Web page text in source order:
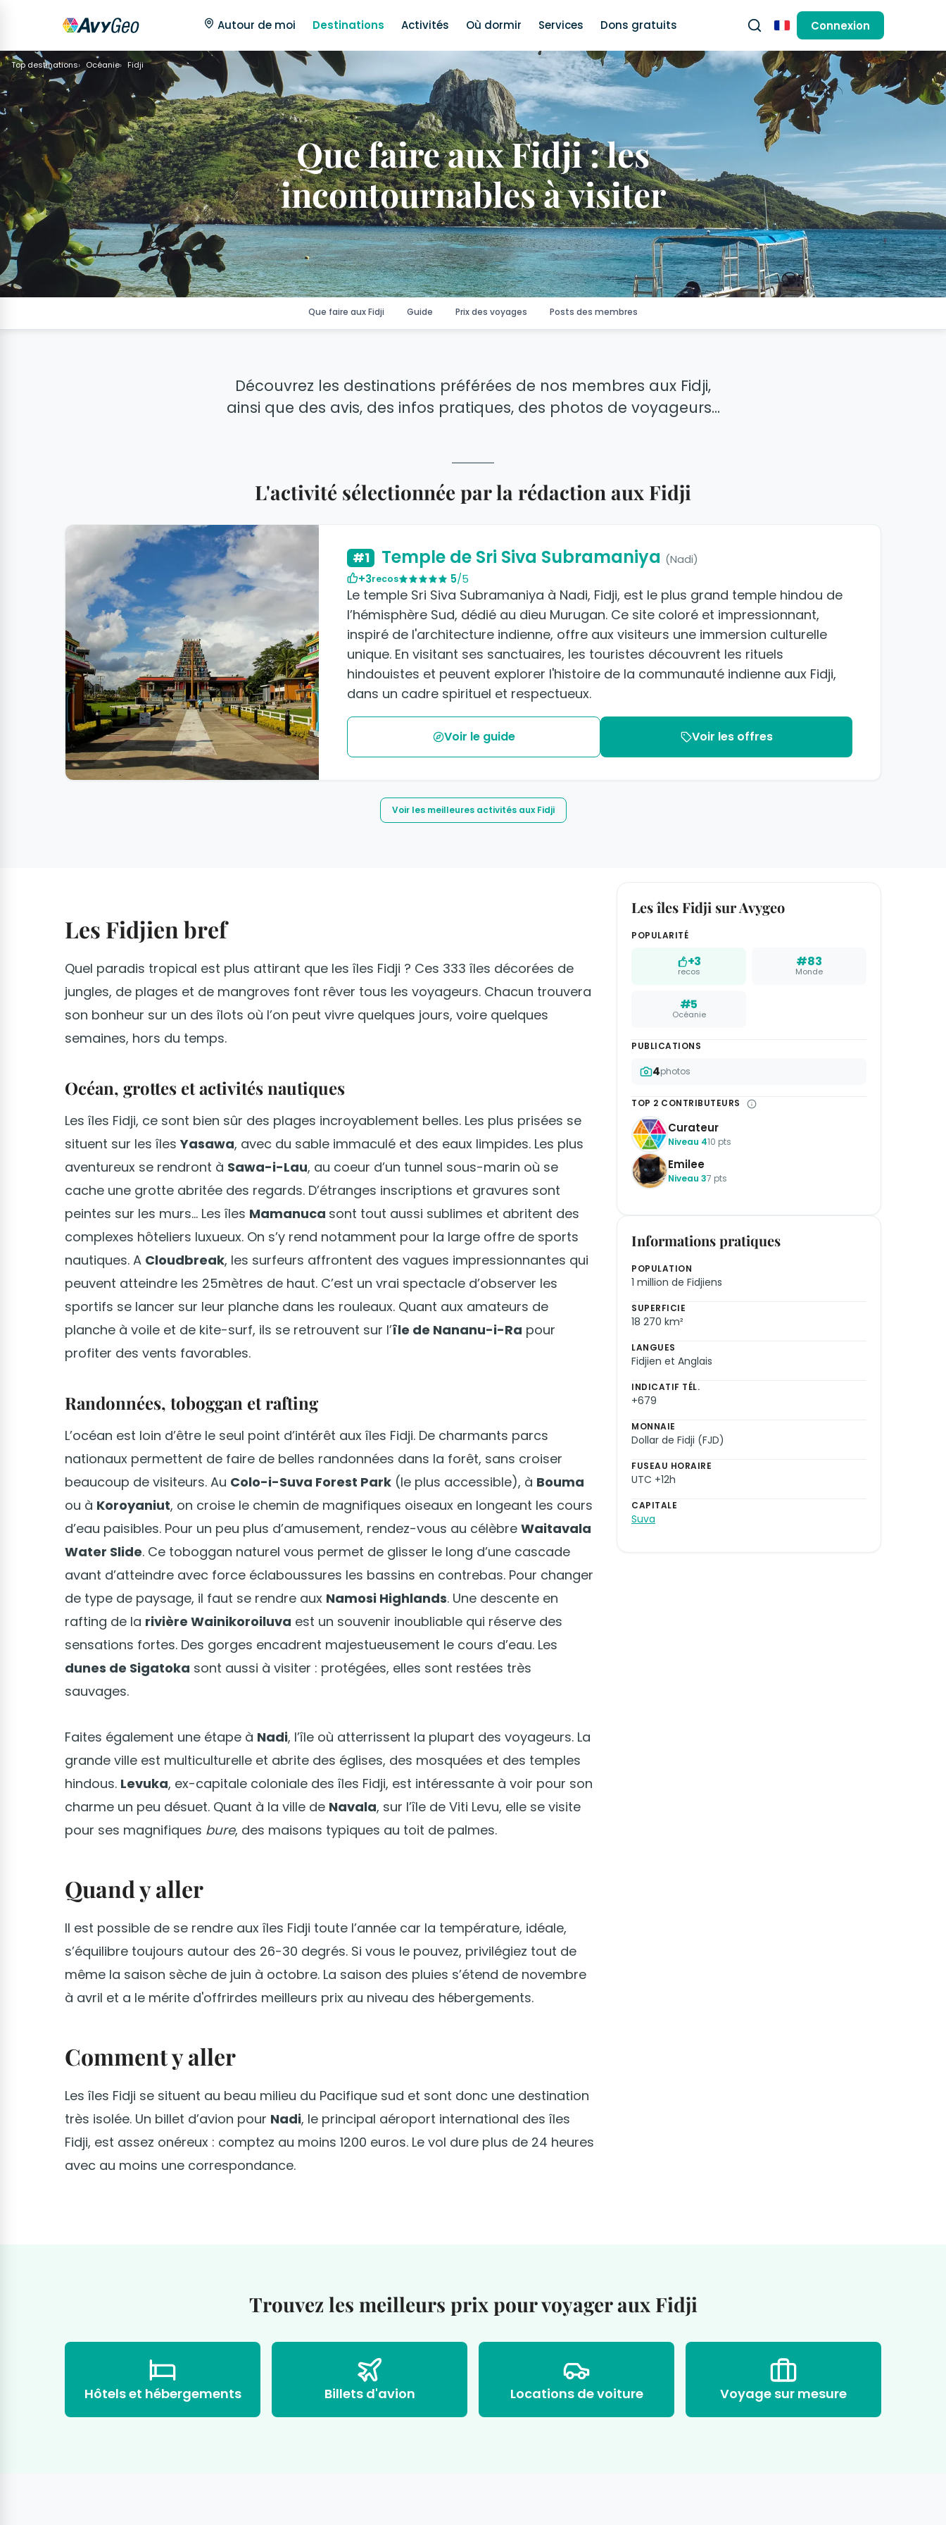
Autour de moi Destinations Activités Où dormir Services Dons gratuits FrançaisConnexion
Top destinations Océanie Fidji
Que faire aux Fidji : les
incontournables à visiter
Que faire aux Fidji Guide Prix des voyages Posts des membres
Découvrez les destinations préférées de nos membres aux Fidji,
ainsi que des avis, des infos pratiques, des photos de voyageurs...
L'activité sélectionnée par la rédaction aux Fidji
#1 Temple de Sri Siva Subramaniya (Nadi)
+3recos 5/5
Le temple Sri Siva Subramaniya à Nadi, Fidji, est le plus grand temple hindou de
l’hémisphère Sud, dédié au dieu Murugan. Ce site coloré et impressionnant,
inspiré de l'architecture indienne, offre aux visiteurs une immersion culturelle
unique. En visitant ses sanctuaires, les touristes découvrent les rituels
hindouistes et peuvent explorer l'histoire de la communauté indienne aux Fidji,
dans un cadre spirituel et respectueux.
Voir le guide Voir les offres
Voir les meilleures activités aux Fidji
Les Fidjien bref
Quel paradis tropical est plus attirant que les îles Fidji ? Ces 333 îles décorées de
jungles, de plages et de mangroves font rêver tous les voyageurs. Chacun trouvera
son bonheur sur un des îlots où l’on peut vivre quelques jours, voire quelques
semaines, hors du temps.
Océan, grottes et activités nautiques
Les îles Fidji, ce sont bien sûr des plages incroyablement belles. Les plus prisées se
situent sur les îlesYasawa, avec du sable immaculé et des eaux limpides. Les plus
aventureux se rendront à Sawa-i-Lau, au coeur d’un tunnel sous-marin où se
cache une grotte abritée des regards. D’étranges inscriptions et gravures sont
peintes sur les murs... Les îles Mamanuca sont tout aussi sublimes et abritent des
complexes hôteliers luxueux. On s’y rend notamment pour la large offre de sports
nautiques. A Cloudbreak, les surfeurs affrontent des vagues impressionnantes qui
peuvent atteindre les 25mètres de haut. C’est un vrai spectacle d’observer les
sportifs se lancer sur leur planche dans les rouleaux. Quant aux amateurs de
planche à voile et de kite-surf, ils se retrouvent sur l’île de Nananu-i-Ra pour
profiter des vents favorables.
Randonnées, toboggan et rafting
L’océan est loin d’être le seul point d’intérêt aux îles Fidji. De charmants parcs
nationaux permettent de faire de belles randonnées dans la forêt, sans croiser
beaucoup de visiteurs. Au Colo-i-Suva Forest Park (le plus accessible), à Bouma
ou à Koroyaniut, on croise le chemin de magnifiques oiseaux en longeant les cours
d’eau paisibles. Pour un peu plus d’amusement, rendez-vous au célèbre Waitavala
Water Slide. Ce toboggan naturel vous permet de glisser le long d’une cascade
avant d’atteindre avec force éclaboussures les bassins en contrebas. Pour changer
de type de paysage, il faut se rendre aux Namosi Highlands. Une descente en
rafting de la rivière Wainikoroiluva est un souvenir inoubliable qui réserve des
sensations fortes. Des gorges encadrent majestueusement le cours d’eau. Les
dunes de Sigatoka sont aussi à visiter : protégées, elles sont restées très
sauvages.
Faites également une étape à Nadi, l’île où atterrissent la plupart des voyageurs. La
grande ville est multiculturelle et abrite des églises, des mosquées et des temples
hindous. Levuka, ex-capitale coloniale des îles Fidji, est intéressante à voir pour son
charme un peu désuet. Quant à la ville de Navala, sur l’île de Viti Levu, elle se visite
pour ses magnifiques bure, des maisons typiques au toit de palmes.
Quand y aller
Il est possible de se rendre aux îles Fidji toute l’année car la température, idéale,
s’équilibre toujours autour des 26-30 degrés. Si vous le pouvez, privilégiez tout de
même la saison sèche de juin à octobre. La saison des pluies s’étend de novembre
à avril et a le mérite d'offrirdes meilleurs prix au niveau des hébergements.
Comment y aller
Les îles Fidji se situent au beau milieu du Pacifique sud et sont donc une destination
très isolée. Un billet d’avion pour Nadi, le principal aéroport international des îles
Fidji, est assez onéreux : comptez au moins 1200 euros. Le vol dure plus de 24 heures
avec au moins une correspondance.
Les îles Fidji sur Avygeo
POPULARITÉ
+3
recos
#83
Monde
#5
Océanie
PUBLICATIONS
4photos
TOP 2 CONTRIBUTEURS
Curateur
Niveau 410 pts
Emilee
Niveau 37 pts
Informations pratiques
POPULATION
1 million de Fidjiens
SUPERFICIE
18 270 km²
LANGUES
Fidjien et Anglais
INDICATIF TÉL.
+679
MONNAIE
Dollar de Fidji (FJD)
FUSEAU HORAIRE
UTC +12h
CAPITALE
Suva
Trouvez les meilleurs prix pour voyager aux Fidji
Hôtels et hébergements Billets d'avion Locations de voiture Voyage sur mesure